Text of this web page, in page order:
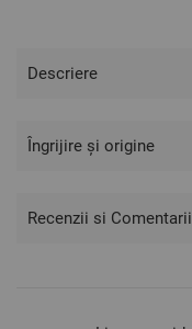
Descriere
Îngrijire și origine
Recenzii si Comentarii